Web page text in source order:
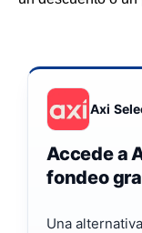
Axi
Accede a
fondeo
Una